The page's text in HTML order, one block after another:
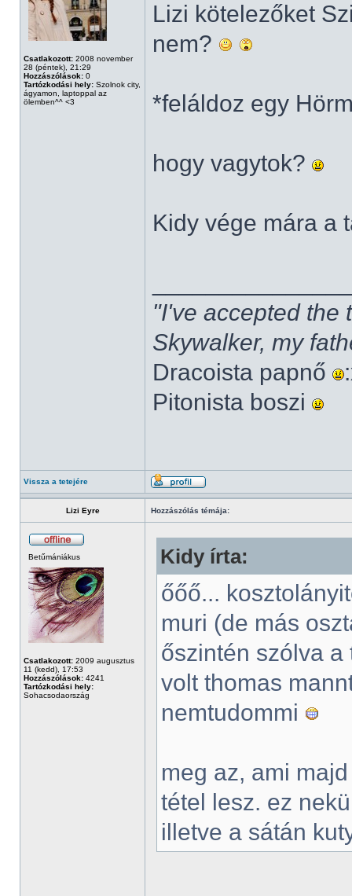
Csatlakozott: 2008 november
28 (péntek), 21:29
Hozzászólások: 0
Tartózkodási hely: Szolnok city,
ágyamon, laptoppal az
ölemben^^ <3
Lizi kötelezőket
nem?
*feláldoz egy
hogy vagytok?
Kidy vége mára a
"I've accepted the
Skywalker, my
Dracoista papnő
Pitonista boszi
Vissza a tetejére
Lizi Eyre Hozzászólás témája:
Betűmániákus
Csatlakozott: 2009 augusztus
11 (kedd), 17:53
Hozzászólások: 4241
Tartózkodási hely:
Sohacsodaország
Kidy írta:
őőő...
muri (de más
őszintén szólva
volt thomas
nemtudommi
meg az, ami
tétel lesz. ez
illetve a sátán